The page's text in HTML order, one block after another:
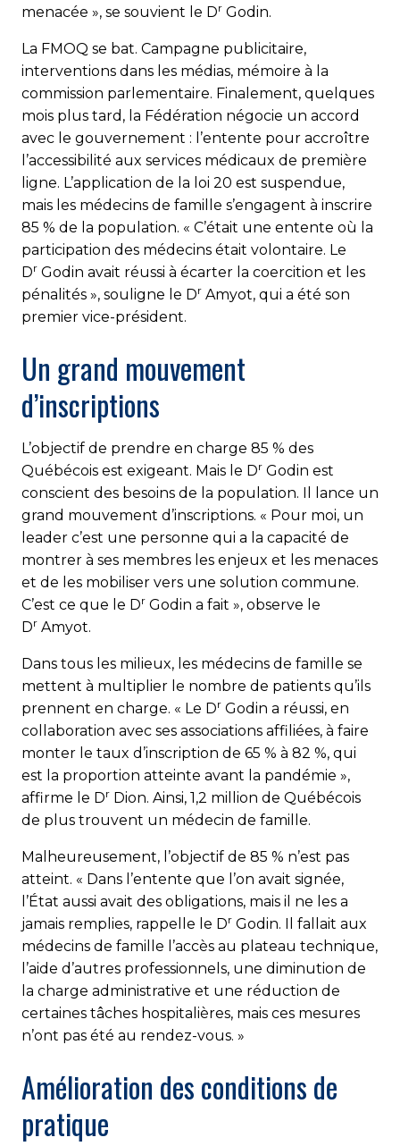
menacée », se souvient le Dr Godin.
La FMOQ se bat. Campagne publicitaire,
interventions dans les médias, mémoire à la
commission parlementaire. Finalement, quelques
mois plus tard, la Fédération négocie un accord
avec le gouvernement : l’entente pour accroître
l’accessibilité aux services médicaux de première
ligne. L’application de la loi 20 est suspendue,
mais les médecins de famille s’engagent à inscrire
85 % de la population. « C’était une entente où la
participation des médecins était volontaire. Le
Dr Godin avait réussi à écarter la coercition et les
pénalités », souligne le Dr Amyot, qui a été son
premier vice-président.
Un grand mouvement
d’inscriptions
L’objectif de prendre en charge 85 % des
Québécois est exigeant. Mais le Dr Godin est
conscient des besoins de la population. Il lance un
grand mouvement d’inscriptions. « Pour moi, un
leader c’est une personne qui a la capacité de
montrer à ses membres les enjeux et les menaces
et de les mobiliser vers une solution commune.
C’est ce que le Dr Godin a fait », observe le
Dr Amyot.
Dans tous les milieux, les médecins de famille se
mettent à multiplier le nombre de patients qu’ils
prennent en charge. « Le Dr Godin a réussi, en
collaboration avec ses associations affiliées, à faire
monter le taux d’inscription de 65 % à 82 %, qui
est la proportion atteinte avant la pandémie »,
affirme le Dr Dion. Ainsi, 1,2 million de Québécois
de plus trouvent un médecin de famille.
Malheureusement, l’objectif de 85 % n’est pas
atteint. « Dans l’entente que l’on avait signée,
l’État aussi avait des obligations, mais il ne les a
jamais remplies, rappelle le Dr Godin. Il fallait aux
médecins de famille l’accès au plateau technique,
l’aide d’autres professionnels, une diminution de
la charge administrative et une réduction de
certaines tâches hospitalières, mais ces mesures
n’ont pas été au rendez-vous. »
Amélioration des conditions de
pratique